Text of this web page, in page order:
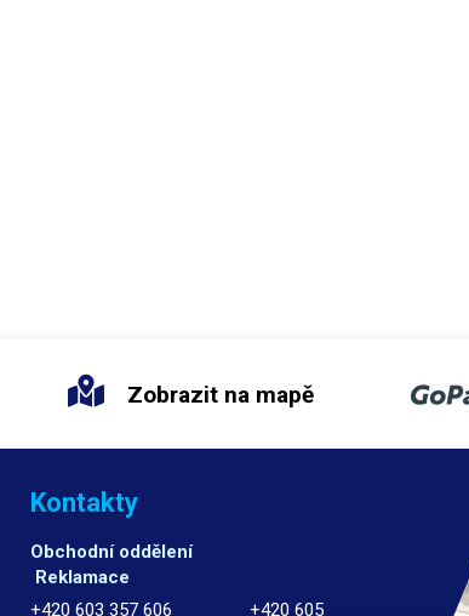
Zobrazit na mapě
Kontakty
Obchodní oddělení
Reklamace
+420 603 357 606 +420 605